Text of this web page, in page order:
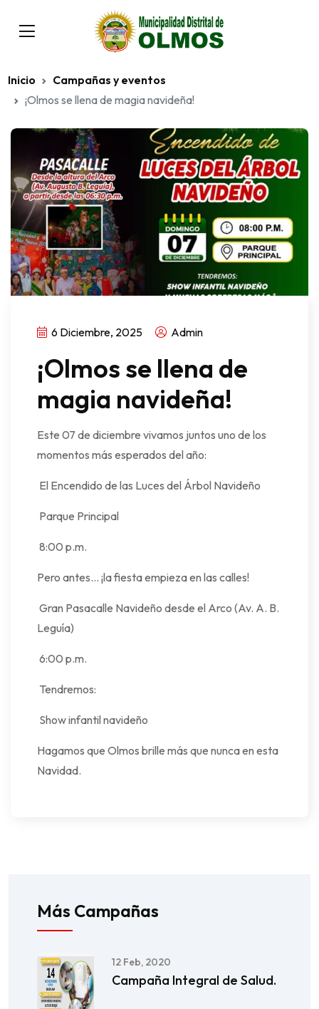
Inicio
Campañas y eventos
¡Olmos se llena de magia navideña!
6 Diciembre, 2025 Admin
¡Olmos se llena de
magia navideña!
Este 07 de diciembre vivamos juntos uno de los
momentos más esperados del año:
El Encendido de las Luces del Árbol Navideño
Parque Principal
8:00 p.m.
Pero antes… ¡la fiesta empieza en las calles!
Gran Pasacalle Navideño desde el Arco (Av. A. B.
Leguía)
6:00 p.m.
Tendremos:
Show infantil navideño
Hagamos que Olmos brille más que nunca en esta
Navidad.
Más Campañas
12 Feb, 2020
Campaña Integral de Salud.